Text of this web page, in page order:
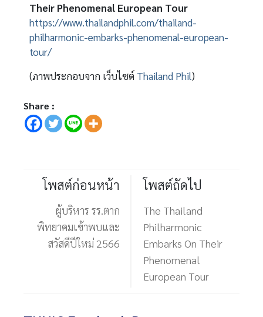
Their Phenomenal European Tour
https://www.thailandphil.com/thailand-
philharmonic-embarks-phenomenal-european-
tour/
(ภาพประกอบจาก เว็บไซต์ Thailand Phil)
Share :
โพสต์ก่อนหน้า
ผู้บริหาร รร.ตาก
พิทยาคมเข้าพบและ
สวัสดีปีใหม่ 2566
โพสต์ถัดไป
The Thailand
Philharmonic
Embarks On Their
Phenomenal
European Tour